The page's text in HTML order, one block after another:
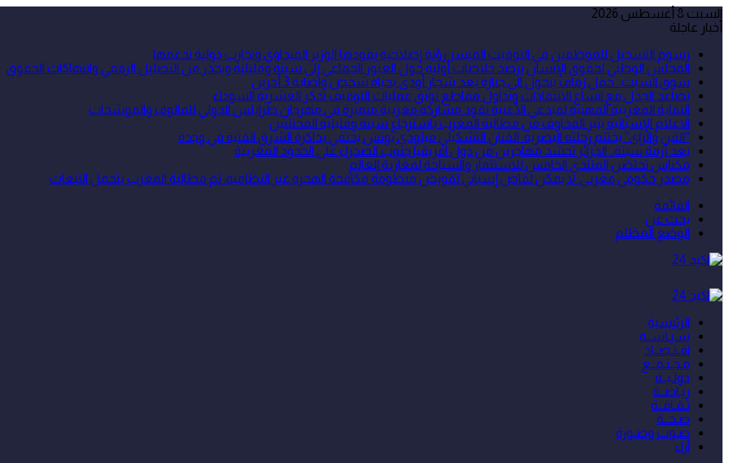
السبت 8 أغسطس 2026
أخبار عاجلة
رسوم التسجيل للموظفين في التوقيت الميسر رؤية إصلاحية يقودها الوزير الميداوي وتجارب دولية تدعمها
المجلس الوطني لحقوق الإنسان يرصد خلاصات أولية حول العبور الجماعي إلى سبتة ومليلية ويحذر من التضليل الرقمي وانتهاكات الحقوق
سوق السبت.. حفل زفاف يتحول الى جنازة بعد شجار أودى بحياة شخص واصابة 3 أخرين
تصاعد الجدل مع اتساع الانتقادات وتداول مقاطع توثق عمليات التوقيف تذكر العشرية السوداء
النقابة المغربية المهنية لمبدعي الأغنية تقود مشاركة مغربية متميزة في مهرجان طرابلس الدولي للمالوف والموشحات
الاعلام الإسبانية يثير المخاوف من مطالبة المغرب باسترجاع سبتة ومليلية المحتلتين
“الفن والراي” يختتم رحلته البصرية: الفنان التشكيلي ميلودي يونس يحتفي بذاكرة الشرق الفنية في وجدة
بعد أزمة سبتة.. الجزائر تحشد مهاجرين من دول افريقيا جنوب الصحراء على الحدود المغربية
مكناس تحتضن المنتدى الخامس للاستثمار والسياحة لمغاربة العالم
مصدر حكومي مغربي: لا يمكن لقاض إسباني تقويض منظومة مكافحة الهجرة غير النظامية، ثم مطالبة المغرب بتحمل التبعات
القائمة
بحث عن
الوضع المظلم
الرئيسية
سـيـاســة
اقـتـصــاد
مـجـتـمــع
دولـيــة
ريـاضــة
ثـقـافــة
صـحــة
صـوت وصـورة
آراء